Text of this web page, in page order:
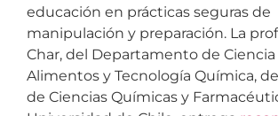
educación en prácticas seguras de
manipulación y preparación. La
Char, del Departamento de Ciencia
Alimentos y Tecnología Química,
de Ciencias Químicas y